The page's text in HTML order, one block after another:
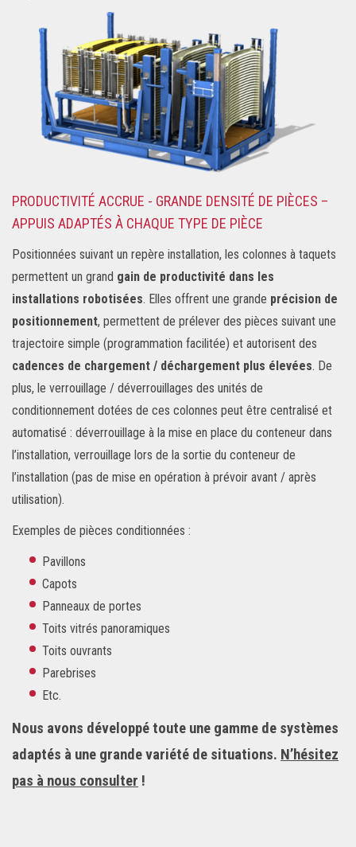
PRODUCTIVITÉ ACCRUE - GRANDE DENSITÉ DE PIÈCES –
APPUIS ADAPTÉS À CHAQUE TYPE DE PIÈCE
Positionnées suivant un repère installation, les colonnes à taquets
permettent un grand gain de productivité dans les
installations robotisées. Elles offrent une grande précision de
positionnement, permettent de prélever des pièces suivant une
trajectoire simple (programmation facilitée) et autorisent des
cadences de chargement / déchargement plus élevées. De
plus, le verrouillage / déverrouillages des unités de
conditionnement dotées de ces colonnes peut être centralisé et
automatisé : déverrouillage à la mise en place du conteneur dans
l’installation, verrouillage lors de la sortie du conteneur de
l’installation (pas de mise en opération à prévoir avant / après
utilisation).
Exemples de pièces conditionnées :
Pavillons
Capots
Panneaux de portes
Toits vitrés panoramiques
Toits ouvrants
Parebrises
Etc.
Nous avons développé toute une gamme de systèmes
adaptés à une grande variété de situations. N’hésitez
pas à nous consulter !